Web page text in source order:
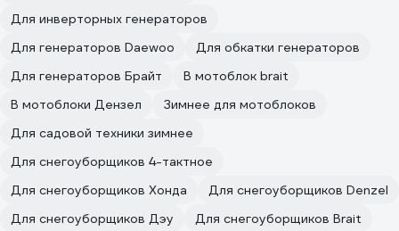
Для инверторных генераторов
Для генераторов Daewoo
Для обкатки генераторов
Для генераторов Брайт
В мотоблок brait
В мотоблоки Дензел
Зимнее для мотоблоков
Для садовой техники зимнее
Для снегоуборщиков 4-тактное
Для снегоуборщиков Хонда
Для снегоуборщиков Denzel
Для снегоуборщиков Дэу
Для снегоуборщиков Brait